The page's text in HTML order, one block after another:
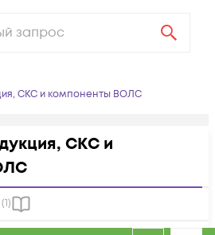
СКС и компоненты ВОЛС
СКС и
1)